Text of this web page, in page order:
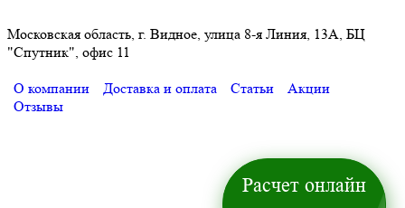
Московская область, г. Видное, улица 8-я Линия, 13А, БЦ
"Спутник", офис 11
О компании Доставка и оплата Статьи
Акции
Отзывы
Расчет онлайн